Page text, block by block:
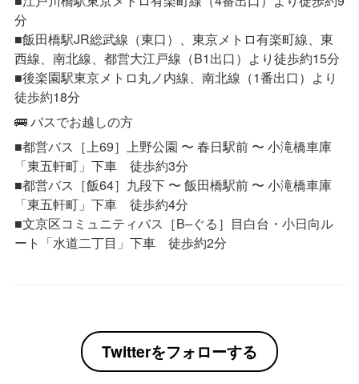
分
■飯田橋駅JR総武線（東口）、東京メトロ有楽町線、東
西線、南北線、都営大江戸線（B1出口）より徒歩約15分
■後楽園駅東京メトロ丸ノ内線、南北線（1番出口）より
徒歩約18分
🚌 バスでお越しの方
■都営バス［上69］上野公園 〜 春日駅前 〜 小滝橋車庫
「東五軒町」下車　徒歩約3分
■都営バス［飯64］九段下 〜 飯田橋駅前 〜 小滝橋車庫
「東五軒町」下車　徒歩約4分
■文京区コミュニティバス［B–ぐる］目白台・小日向ル
ート「水道二丁目」下車　徒歩約2分
Twitterをフォローする